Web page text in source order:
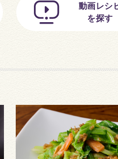
動画レシ
を探す